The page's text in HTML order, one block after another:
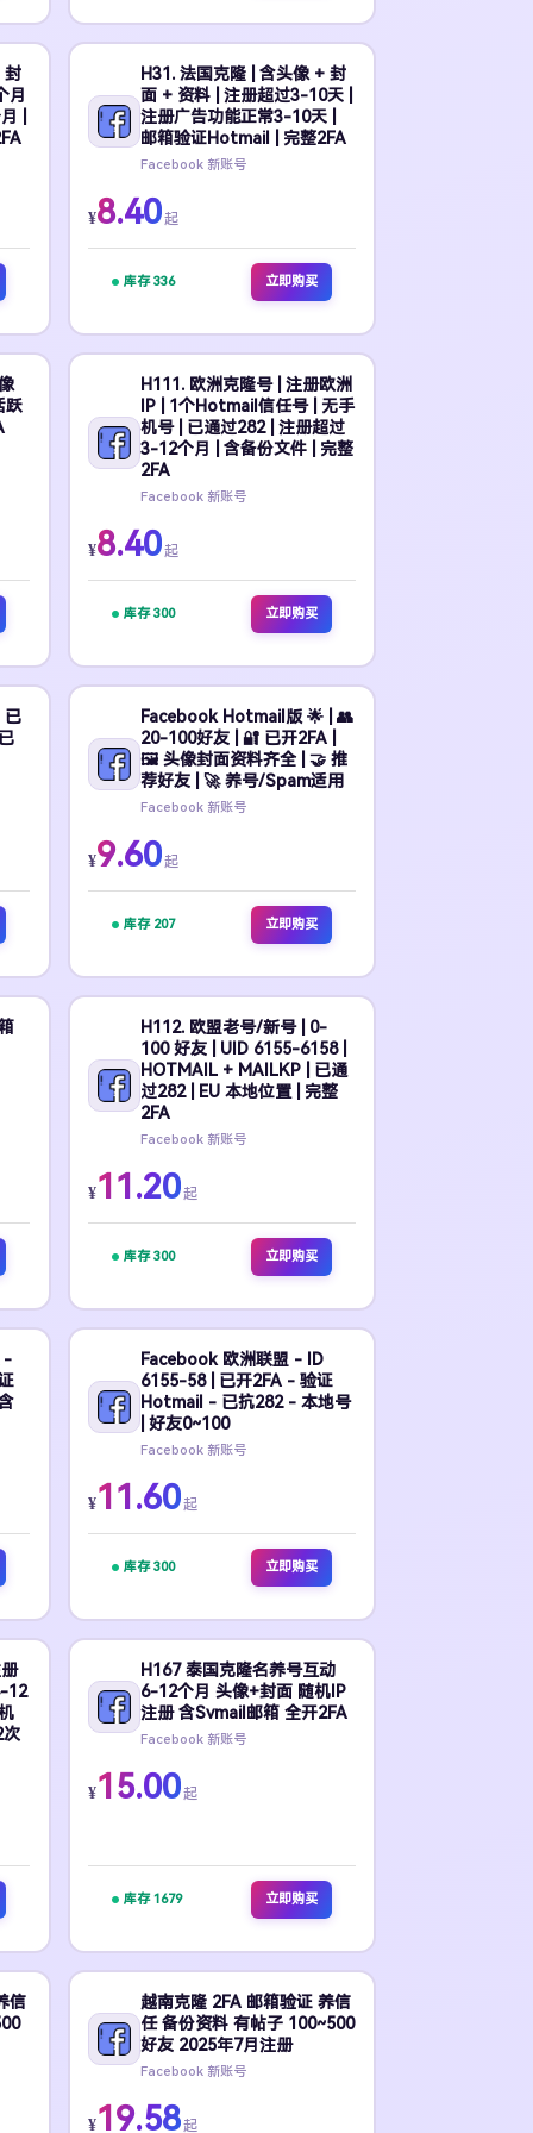
封
月
|
H31. 法国克隆 | 含头像 + 封
面 + 资料 | 注册超过3-10天 |
注册广告功能正常3-10天 |
邮箱验证Hotmail | 完整2FA
Facebook 新账号
¥8.40起
库存 336 立即购买
跃
H111. 欧洲克隆号 | 注册欧洲
IP | 1个Hotmail信任号 | 无手
机号 | 已通过282 | 注册超过
3-12个月 | 含备份文件 | 完整
2FA
Facebook 新账号
¥8.40起
库存 300 立即购买
已
Facebook Hotmail版 🌟 | 👥
20-100好友 | 🔐 已开2FA |
🖼️ 头像封面资料齐全 | 🤝 推
荐好友 | 🚀 养号/Spam适用
Facebook 新账号
¥9.60起
库存 207 立即购买
H112. 欧盟老号/新号 | 0-
100 好友 | UID 6155-6158 |
HOTMAIL + MAILKP | 已通
过282 | EU 本地位置 | 完整
2FA
Facebook 新账号
¥11.20起
库存 300 立即购买
-
Facebook 欧洲联盟 - ID
6155-58 | 已开2FA - 验证
Hotmail - 已抗282 - 本地号
| 好友0~100
Facebook 新账号
¥11.60起
库存 300 立即购买
12
H167 泰国克隆名养号互动
6-12个月 头像+封面 随机IP
注册 含Svmail邮箱 全开2FA
Facebook 新账号
¥15.00起
库存 1679 立即购买
信
越南克隆 2FA 邮箱验证 养信
任 备份资料 有帖子 100~500
好友 2025年7月注册
Facebook 新账号
¥19.58起